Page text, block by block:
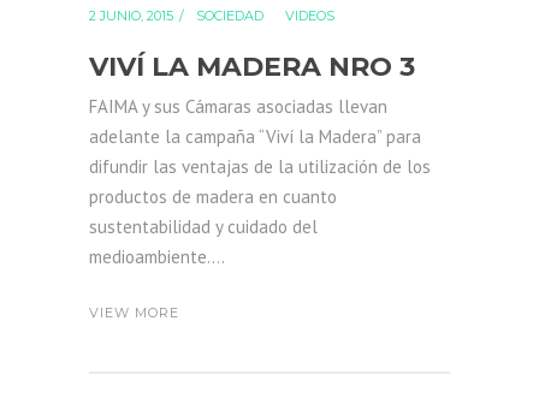
2 JUNIO, 2015 SOCIEDAD VIDEOS
VIVÍ LA MADERA NRO 3
FAIMA y sus Cámaras asociadas llevan
adelante la campaña “Viví la Madera” para
difundir las ventajas de la utilización de los
productos de madera en cuanto
sustentabilidad y cuidado del
medioambiente....
VIEW MORE